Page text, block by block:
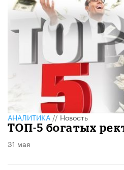
АНАЛИТИКА//Новость
ТОП-5 богатых
31 мая